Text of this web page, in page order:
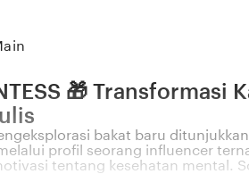
🎁 Transformasi
bakat baru
melalui profil seorang influencer
tentang kesehatan mental.